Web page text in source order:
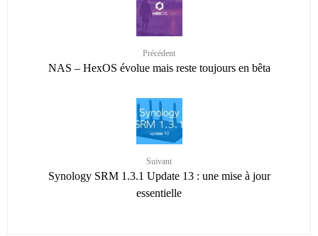
Précédent
NAS – HexOS évolue mais reste toujours en bêta
Suivant
Synology SRM 1.3.1 Update 13 : une mise à jour
essentielle